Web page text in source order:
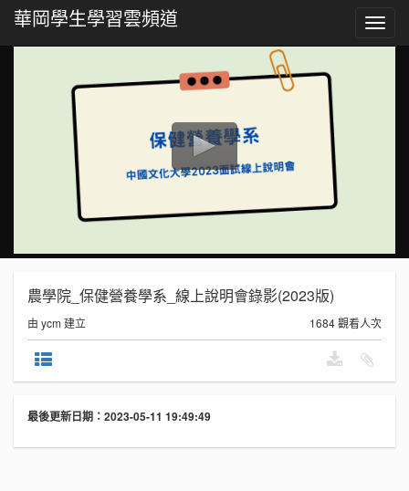
華岡學生學習雲頻道
農學院_保健營養學系_線上說明會錄影(2023版)
由 ycm 建立 1684 觀看人次
最後更新日期：2023-05-11 19:49:49